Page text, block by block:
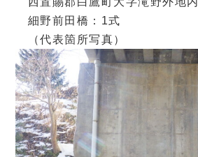
細野前田橋：1式
（代表箇所写真）